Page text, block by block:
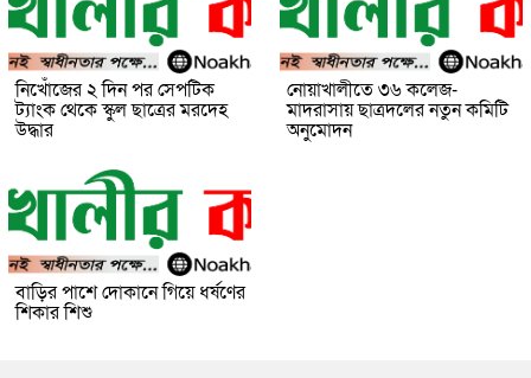
নিখোঁজের ২ দিন পর সেপটিক
ট্যাংক থেকে স্কুল ছাত্রের মরদেহ
উদ্ধার
নোয়াখালীতে ৩৬ কলেজ-
মাদরাসায় ছাত্রদলের নতুন কমিটি
অনুমোদন
বাড়ির পাশে দোকানে গিয়ে ধর্ষণের
শিকার শিশু